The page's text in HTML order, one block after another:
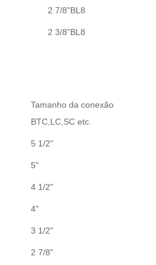
2 7/8”BL8
2 3/8”BL8
Tamanho da conexão
BTC,LC,SC etc.
5 1/2"
5"
4 1/2"
4"
3 1/2"
2 7/8"